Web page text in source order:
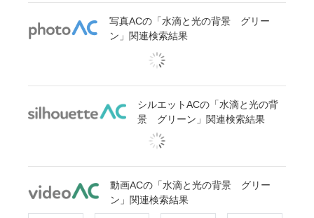
写真ACの「水滴と光の背景 グリー
ン」関連検索結果
シルエットACの「水滴と光の背
景 グリーン」関連検索結果
動画ACの「水滴と光の背景 グリー
ン」関連検索結果